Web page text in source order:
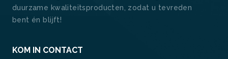
duurzame kwaliteitsproducten, zodat u tevreden
bent én blijft!
KOM IN CONTACT